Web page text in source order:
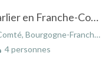
Appartement frontalier à Pontarlier en Franche-Comté proche du centre-ville
Franche-Comté, France
4 personnes